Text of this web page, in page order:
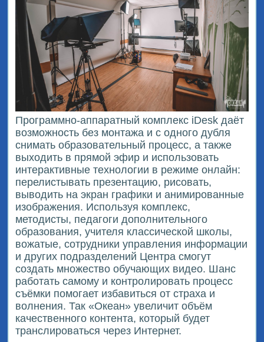
Программно-аппаратный комплекс iDesk даёт
возможность без монтажа и с одного дубля
снимать образовательный процесс, а также
выходить в прямой эфир и использовать
интерактивные технологии в режиме онлайн:
перелистывать презентацию, рисовать,
выводить на экран графики и анимированные
изображения. Используя комплекс,
методисты, педагоги дополнительного
образования, учителя классической школы,
вожатые, сотрудники управления информации
и других подразделений Центра смогут
создать множество обучающих видео. Шанс
работать самому и контролировать процесс
съёмки помогает избавиться от страха и
волнения. Так «Океан» увеличит объём
качественного контента, который будет
транслироваться через Интернет.